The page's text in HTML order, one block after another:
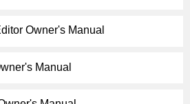
Owner's Manual
Manual